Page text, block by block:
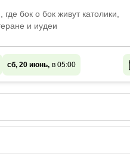
бок о бок живут католики,
и иудеи
сб, 20 июнь, в 05:00